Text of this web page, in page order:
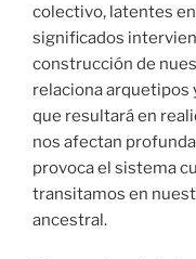
colectivo, latentes
significados
construcción de
relaciona arquetipos
que resultará en
nos afectan
provoca el sistema
transitamos en
ancestral.